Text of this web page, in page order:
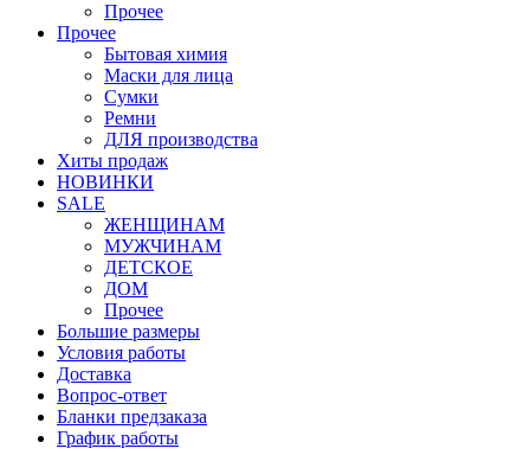
Прочее
Прочее
Бытовая химия
Маски для лица
Сумки
Ремни
ДЛЯ производства
Хиты продаж
НОВИНКИ
SALE
ЖЕНЩИНАМ
МУЖЧИНАМ
ДЕТСКОЕ
ДОМ
Прочее
Большие размеры
Условия работы
Доставка
Вопрос-ответ
Бланки предзаказа
График работы